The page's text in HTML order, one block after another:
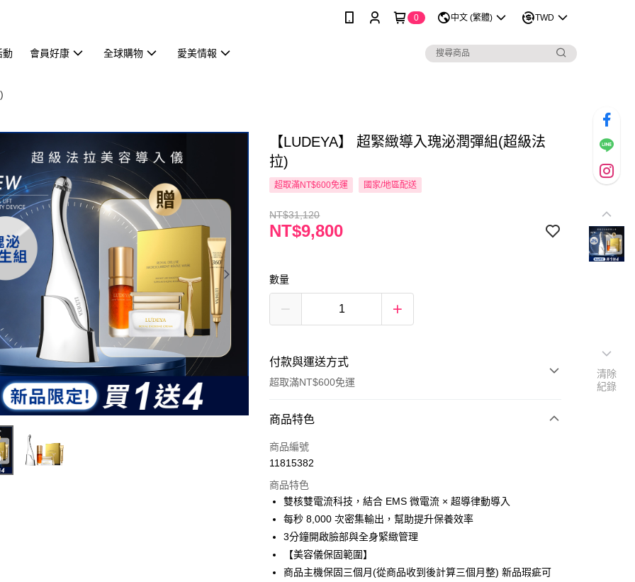
0 中文 (繁體) TWD
動 會員好康 全球購物 愛美情報
【LUDEYA】 超緊緻導入瑰泌潤彈組(超級法
拉)
超取滿NT$600免運 國家/地區配送
NT$31,120
NT$9,800
數量
付款與運送方式
超取滿NT$600免運
付款方式
信用卡一次付款
LINE Pay
Apple Pay
街口支付
悠遊付
商品特色
商品編號
11815382
商品特色
雙核雙電流科技，結合 EMS 微電流 × 超導律動導入
每秒 8,000 次密集輸出，幫助提升保養效率
3分鐘開啟臉部與全身緊緻管理
【美容儀保固範圍】
商品主機保固三個月(從商品收到後計算三個月整) 新品瑕疵可
清除
紀錄